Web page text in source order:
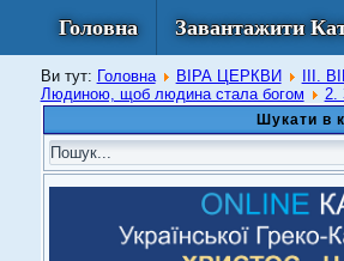
Головна Завантажити
Ви тут: Головна ВІРА ЦЕРКВИ
Людиною, щоб людина стала богом
2.
Шукати в